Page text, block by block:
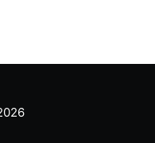
a fronteira